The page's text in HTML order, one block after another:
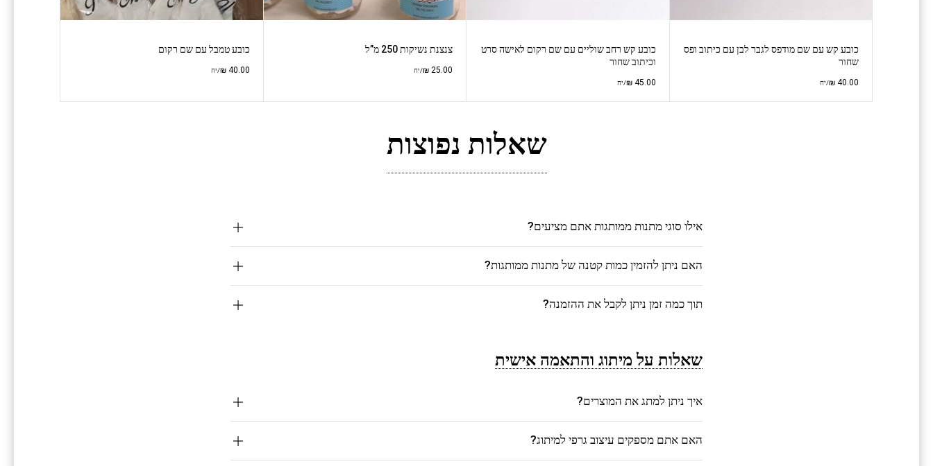
כובע קש עם שם מודפס לגבר לבן עם כיתוב ופס
שחור
₪ 40.00 /יח
כובע קש רחב שוליים עם שם רקום לאישה סרט
וכיתוב שחור
₪45.00 /יח
צנצנת נשיקות 250 מ”ל
₪ 25.00 /יח
כובע טמבל עם שם רקום
₪40.00 /יח
שאלות נפוצות
אילו סוגי מתנות ממותגות אתם מציעים?
האם ניתן להזמין כמות קטנה של מתנות ממותגות?
תוך כמה זמן ניתן לקבל את ההזמנה?
שאלות על מיתוג והתאמה אישית
איך ניתן למתג את המוצרים?
האם אתם מספקים עיצוב גרפי למיתוג?